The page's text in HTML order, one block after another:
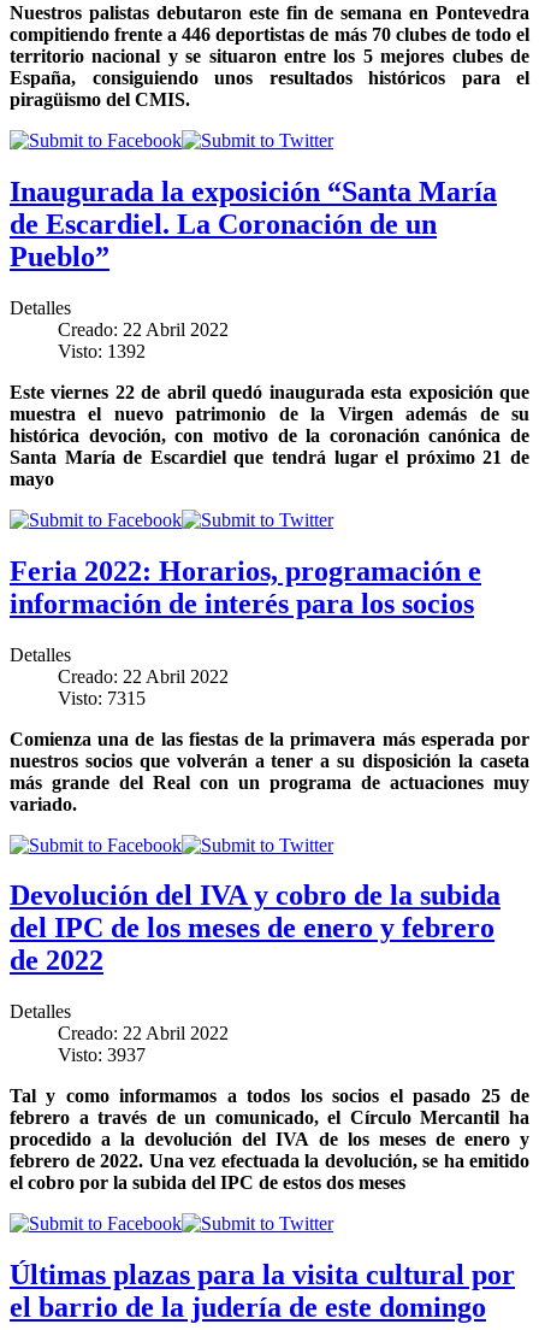
Nuestros palistas debutaron este fin de semana en Pontevedra
compitiendo frente a 446 deportistas de más 70 clubes de todo el
territorio nacional y se situaron entre los 5 mejores clubes de
España, consiguiendo unos resultados históricos para el
piragüismo del CMIS.
Inaugurada la exposición “Santa María
de Escardiel. La Coronación de un
Pueblo”
Detalles
Creado: 22 Abril 2022
Visto: 1392
Este viernes 22 de abril quedó inaugurada esta exposición que
muestra el nuevo patrimonio de la Virgen además de su
histórica devoción, con motivo de la coronación canónica de
Santa María de Escardiel que tendrá lugar el próximo 21 de
mayo
Feria 2022: Horarios, programación e
información de interés para los socios
Detalles
Creado: 22 Abril 2022
Visto: 7315
Comienza una de las fiestas de la primavera más esperada por
nuestros socios que volverán a tener a su disposición la caseta
más grande del Real con un programa de actuaciones muy
variado.
Devolución del IVA y cobro de la subida
del IPC de los meses de enero y febrero
de 2022
Detalles
Creado: 22 Abril 2022
Visto: 3937
Tal y como informamos a todos los socios el pasado 25 de
febrero a través de un comunicado, el Círculo Mercantil ha
procedido a la devolución del IVA de los meses de enero y
febrero de 2022. Una vez efectuada la devolución, se ha emitido
el cobro por la subida del IPC de estos dos meses
Últimas plazas para la visita cultural por
el barrio de la judería de este domingo